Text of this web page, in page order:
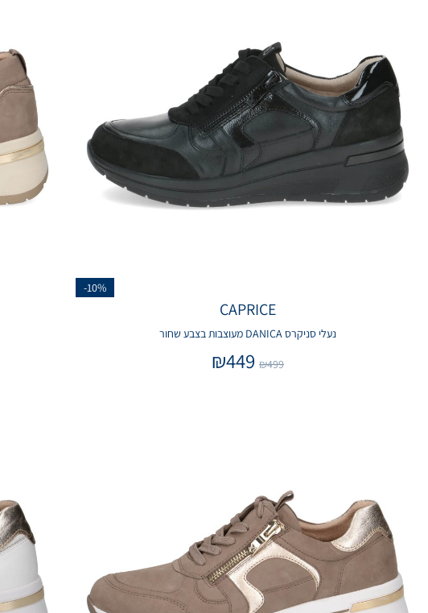
-10%
CAPRICE
נעלי סניקרס DANICA מעוצבות בצבע שחור
₪499
₪449